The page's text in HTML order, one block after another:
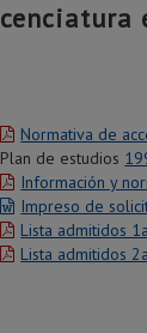
Normativa de
Plan de estudios
Información y
Impreso de
Lista admitidos
Lista admitidos